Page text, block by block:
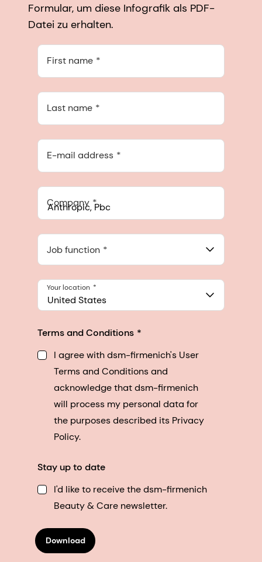
Formular, um diese Infografik als PDF-
Datei zu erhalten.
First name
Last name
E-mail address
Company
548 Market St Pmb 90375, San Francisco, California, US
Job function
United States
Your location
Terms and Conditions
I agree with dsm-firmenich's User
Terms and Conditions and
acknowledge that dsm-firmenich
will process my personal data for
the purposes described its Privacy
Policy.
Stay up to date
I'd like to receive the dsm-firmenich
Beauty & Care newsletter.
Download